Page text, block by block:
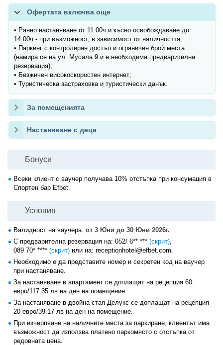
Офертата включва още
• Ранно настаняване от 11:00ч и късно освобождаване до
14:00ч - при възможност, в зависимост от наличността;
• Паркинг с контролиран достъп и ограничен брой места
(намира се на ул. Мусала 9 и е необходима предварителна
резервация);
• Безжичен високоскоростен интернет;
• Туристическа застраховка и туристически данък.
За помещенията
Настаняване с деца
Бонуси
Всеки клиент с ваучер получава 10% отстъпка при консумация в
Спортен бар Efbet.
Условия
Валидност на ваучера: от 3 Юни до 30 Юни 2026г.
С предварителна резервация на: 052/ 6** *** (скрит),
089 70* **** (скрит) или на: receptionhotel@efbet.com.
Необходимо е да представите номер и секретен код на ваучер
при настаняване.
За настаняване в апартамент се доплащат на рецепция 60
евро/117.35 лв на ден на помещение.
За настаняване в двойна стая Делукс се доплащат на рецепция
20 евро/39.17 лв на ден на помещение.
При изчерпване на наличните места за паркиране, клиентът има
възможност да използва платено паркомясто с отстъпка от
редовната цена.